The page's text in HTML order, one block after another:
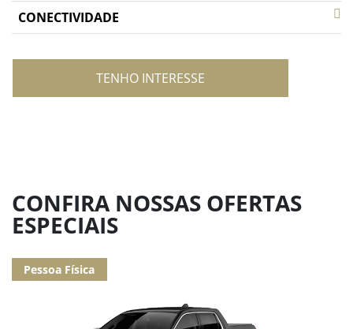
CONECTIVIDADE
TENHO INTERESSE
CONFIRA NOSSAS OFERTAS
ESPECIAIS
Pessoa Física